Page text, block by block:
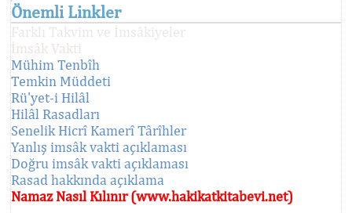
Önemli Linkler
Farklı Takvim ve İmsâkiyeler
İmsâk Vakti
Mühim Tenbîh
Temkin Müddeti
Rü'yet-i Hilâl
Hilâl Rasadları
Senelik Hicrî Kamerî Târîhler
Yanlış imsâk vakti açıklaması
Doğru imsâk vakti açıklaması
Rasad hakkında açıklama
Namaz Nasıl Kılınır (www.hakikatkitabevi.net)